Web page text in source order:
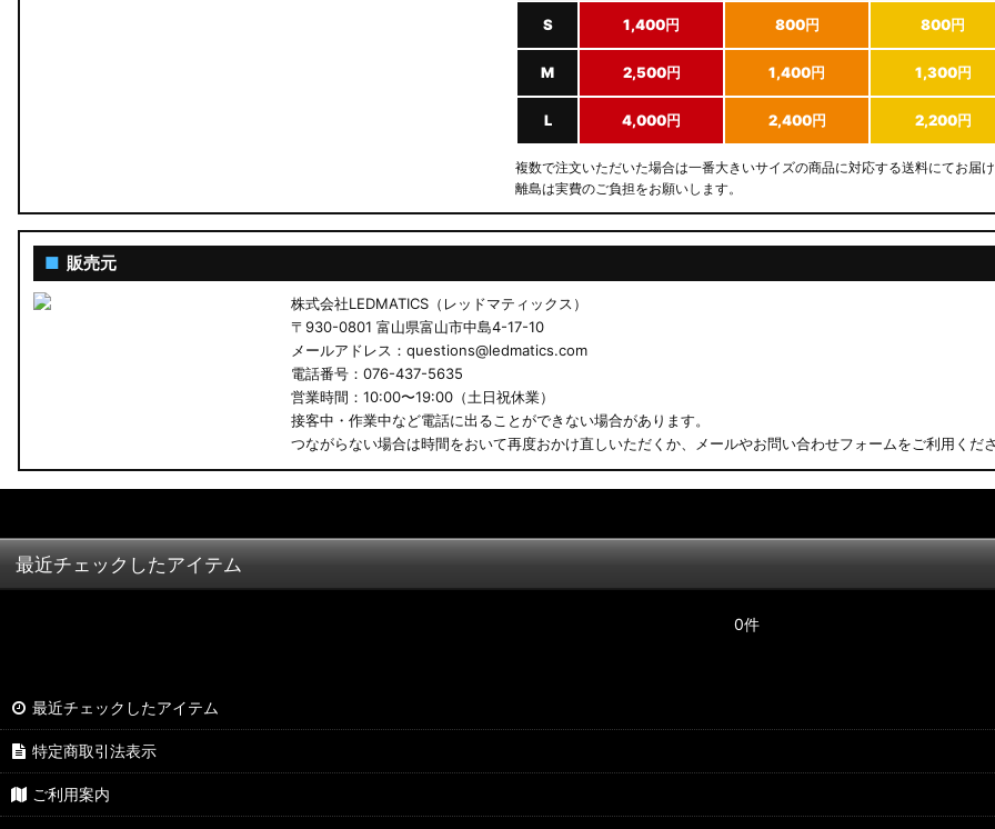
GN0W アウトランダー
GK1W/GK9W エクリプスクロス
CV1W デリカD:5
B34W/B35W/B37W/B38W ekクロススペース
KF CX-5
GU クロストレック
ZC6 BRZ
S 1,400円 800円 800円
M 2,500円 1,400円 1,300円
L 4,000円 2,400円 2,200円
複数で注文いただいた場合は一番大きいサイズの商品に対応する送料にてお届け
離島は実費のご負担をお願いします。
■ 販売元
株式会社LEDMATICS（レッドマティックス）
〒930-0801 富山県富山市中島4-17-10
メールアドレス：questions@ledmatics.com
電話番号：076-437-5635
営業時間：10:00〜19:00（土日祝休業）
接客中・作業中など電話に出ることができない場合があります。
つながらない場合は時間をおいて再度おかけ直しいただくか、メールやお問い合わせフォームをご利用くださ
最近チェックしたアイテム
0件
最近チェックしたアイテム
特定商取引法表示
ご利用案内